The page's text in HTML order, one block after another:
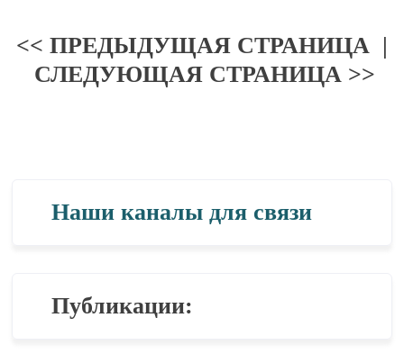
<< ПРЕДЫДУЩАЯ СТРАНИЦА|
СЛЕДУЮЩАЯ СТРАНИЦА >>
Наши каналы для связи
Публикации: